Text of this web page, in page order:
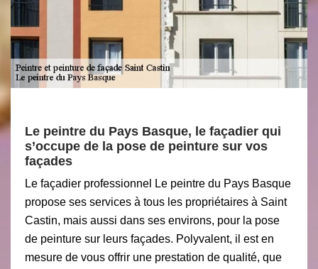
Le peintre du Pays Basque, le façadier qui
s’occupe de la pose de peinture sur vos
façades
Le façadier professionnel Le peintre du Pays Basque
propose ses services à tous les propriétaires à Saint
Castin, mais aussi dans ses environs, pour la pose
de peinture sur leurs façades. Polyvalent, il est en
mesure de vous offrir une prestation de qualité, que